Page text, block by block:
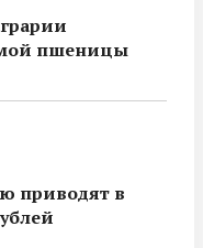
пшеницы
приводят в